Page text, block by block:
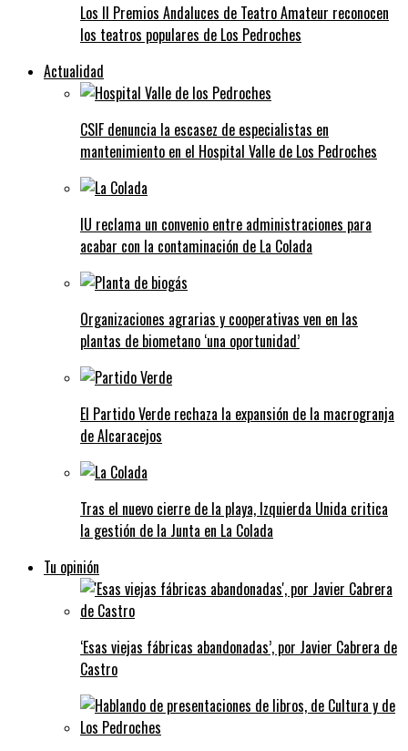
Los II Premios Andaluces de Teatro Amateur reconocen
los teatros populares de Los Pedroches
Actualidad
CSIF denuncia la escasez de especialistas en
mantenimiento en el Hospital Valle de Los Pedroches
IU reclama un convenio entre administraciones para
acabar con la contaminación de La Colada
Organizaciones agrarias y cooperativas ven en las
plantas de biometano ‘una oportunidad’
El Partido Verde rechaza la expansión de la macrogranja
de Alcaracejos
Tras el nuevo cierre de la playa, Izquierda Unida critica
la gestión de la Junta en La Colada
Tu opinión
‘Esas viejas fábricas abandonadas’, por Javier Cabrera de
Castro